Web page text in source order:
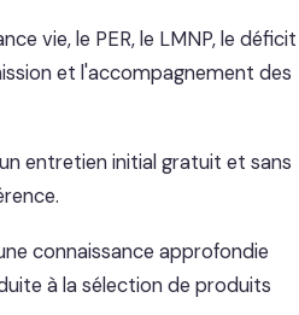
vie, le PER, le LMNP, le déficit
et l'accompagnement des
entretien initial gratuit et sans
connaissance approfondie
à la sélection de produits